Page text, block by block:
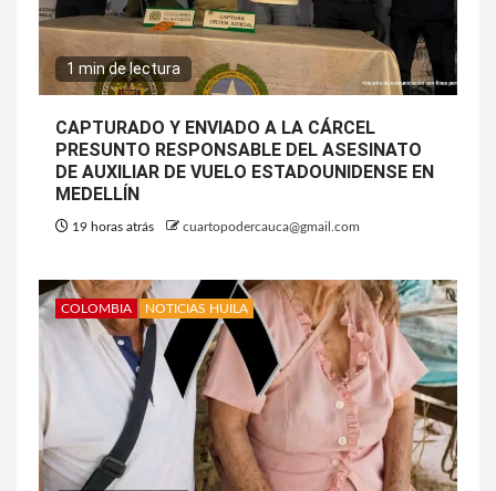
1 min de lectura
CAPTURADO Y ENVIADO A LA CÁRCEL
PRESUNTO RESPONSABLE DEL ASESINATO
DE AUXILIAR DE VUELO ESTADOUNIDENSE EN
MEDELLÍN
19 horas atrás cuartopodercauca@gmail.com
COLOMBIA NOTICIAS HUILA